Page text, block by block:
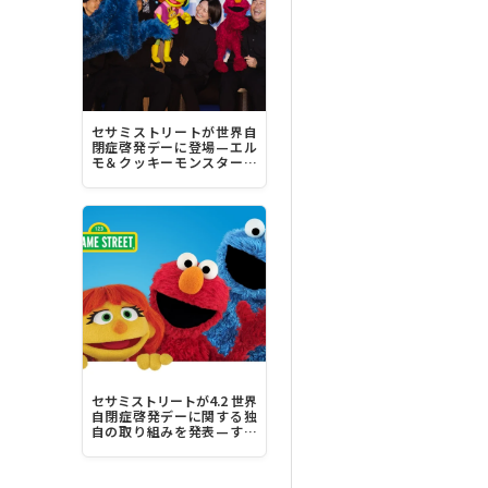
セサミストリートが世界自
閉症啓発デーに登場—エル
モ＆クッキーモンスター＆
みんな素晴らしい！”
セサミストリートが4.2 世界
自閉症啓発デーに関する独
自の取り組みを発表—すべ
のある社会を築く力に